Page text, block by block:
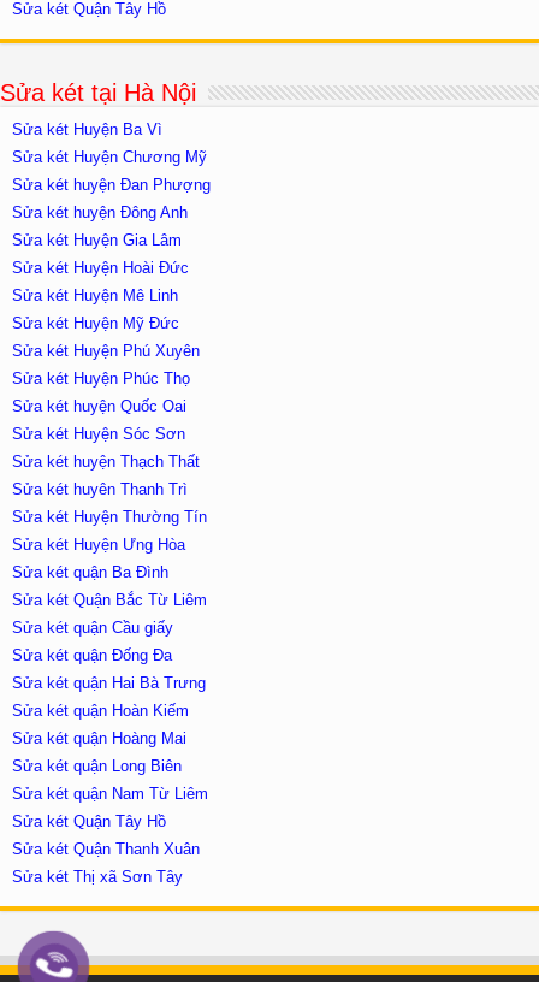
Sửa két Quận Tây Hồ
Sửa két tại Hà Nội
Sửa két Huyện Ba Vì
Sửa két Huyện Chương Mỹ
Sửa két huyện Đan Phượng
Sửa két huyện Đông Anh
Sửa két Huyện Gia Lâm
Sửa két Huyện Hoài Đức
Sửa két Huyện Mê Linh
Sửa két Huyện Mỹ Đức
Sửa két Huyện Phú Xuyên
Sửa két Huyện Phúc Thọ
Sửa két huyện Quốc Oai
Sửa két Huyện Sóc Sơn
Sửa két huyện Thạch Thất
Sửa két huyên Thanh Trì
Sửa két Huyện Thường Tín
Sửa két Huyện Ưng Hòa
Sửa két quận Ba Đình
Sửa két Quận Bắc Từ Liêm
Sửa két quận Cầu giấy
Sửa két quận Đống Đa
Sửa két quận Hai Bà Trưng
Sửa két quận Hoàn Kiếm
Sửa két quận Hoàng Mai
Sửa két quận Long Biên
Sửa két quận Nam Từ Liêm
Sửa két Quận Tây Hồ
Sửa két Quận Thanh Xuân
Sửa két Thị xã Sơn Tây